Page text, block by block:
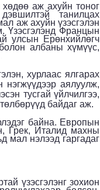
аж ахуйн тоног
танилцах
аж ахуйн үзэсгэлэн
Үзэсгэлэнд Францын
улсын Ерөнхийлөгч
албаны хүмүүс,
хурлаас ялгарах
нэгжүүдээр аялуулж,
тусгай үйлчилгээ,
байдаг аж.
байна. Европын
Грек, Италид махны
мал нэлээд гаргадаг
үзэсгэлэнг зохион